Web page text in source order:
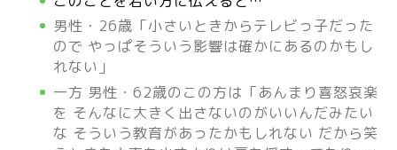
男性・26歳「小さいときからテレビっ子だった
ので やっぱそういう影響は確かにあるのかもし
れない」
一方 男性・62歳のこの方は「あんまり喜怒哀楽
を そんなに大きく出さないのがいいんだみたい
な そういう教育があったかもしれない だから笑